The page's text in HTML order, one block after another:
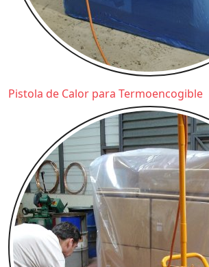
Pistola de Calor para Termoencogible